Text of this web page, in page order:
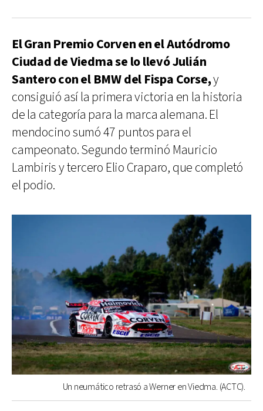
El Gran Premio Corven en el Autódromo
Ciudad de Viedma se lo llevó Julián
Santero con el BMW del Fispa Corse,y
consiguió así la primera victoria en la historia
de la categoría para la marca alemana. El
mendocino sumó 47 puntos para el
campeonato. Segundo terminó Mauricio
Lambiris y tercero Elio Craparo, que completó
el podio.
Un neumático retrasó a Werner en Viedma. (ACTC).